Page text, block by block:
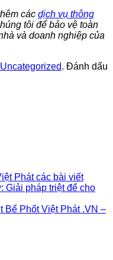
các dịch vụ thông
tôi để bảo vệ toàn
và doanh nghiệp của
Uncategorized. Đánh dấu
Phát các bài viết
Giải pháp triệt để cho
Bể Phốt Việt Phát .VN –